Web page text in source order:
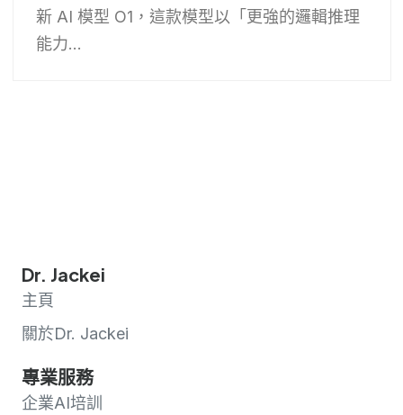
新 AI 模型 O1，這款模型以「更強的邏輯推理
能力...
Dr. Jackei
主頁
關於Dr. Jackei
專業服務
企業AI培訓